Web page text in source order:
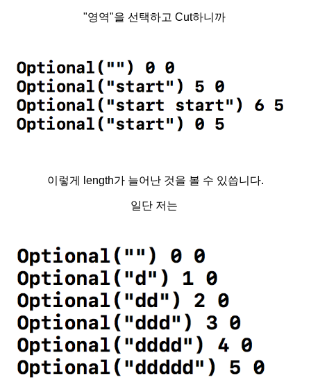
"영역"을 선택하고 Cut하니까
이렇게 length가 늘어난 것을 볼 수 있씁니다.
일단 저는